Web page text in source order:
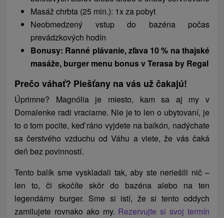
Masáž chrbta (25 min.): 1x za pobyt
Neobmedzený vstup do bazéna počas
prevádzkových hodín
Bonusy: Ranné plávanie, zľava 10 % na thajské
masáže, burger menu bonus v Terasa by Regal
Prečo váhať? Piešťany na vás už čakajú!
Úprimne? Magnólia je miesto, kam sa aj my v
Domalenke radi vraciame. Nie je to len o ubytovaní, je
to o tom pocite, keď ráno vyjdete na balkón, nadýchate
sa čerstvého vzduchu od Váhu a viete, že vás čaká
deň bez povinností.
Tento balík sme vyskladali tak, aby ste neriešili nič –
len to, či skočíte skôr do bazéna alebo na ten
legendárny burger. Sme si istí, že si tento oddych
zamilujete rovnako ako my. Rezervujte si svoj termín